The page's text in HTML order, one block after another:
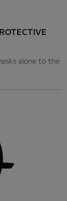
alone to the